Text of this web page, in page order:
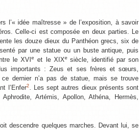
l’« idée maîtresse » de l’exposition, à savoir
Celle-ci est composée en deux parties. Le
les douze dieux du Panthéon grecs, six de
par une statue ou un buste antique, puis
le XVIe et le XIXe siècle, identifié par son
importants : Zeus et ses frères et sœurs,
dernier n’a pas de statue, mais se trouve
l’Enfer2. Les sept autres dieux présents sont
Artémis, Apollon, Athéna, Hermès,
descendre quelques marches. Devant lui, se